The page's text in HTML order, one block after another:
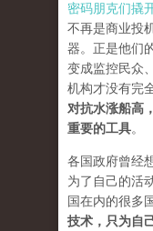
密码朋克们撬
不再是商业投
器。正是他们
变成监控民众
机构才没有完
对抗水涨船高
重要的工具。
各国政府曾经
为了自己的活
国在内的很多
技术，只为自